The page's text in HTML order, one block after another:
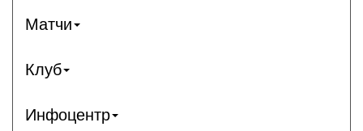
Матчи
Клуб
Инфоцентр